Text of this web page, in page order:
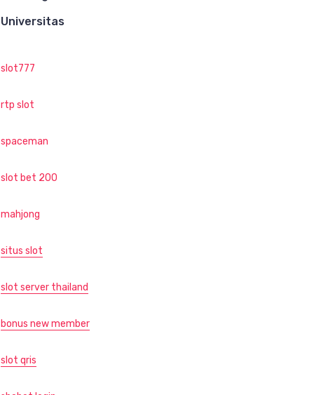
Universitas
slot777
rtp slot
spaceman
slot bet 200
mahjong
situs slot
slot server thailand
bonus new member
slot qris